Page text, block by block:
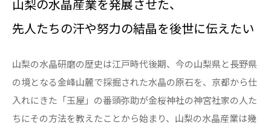
山梨の水晶産業を発展させた、
先人たちの汗や努力の結晶を後世に伝えたい
山梨の水晶研磨の歴史は江戸時代後期、今の山梨県と長野県
の境となる金峰山麓で採掘された水晶の原石を、京都から仕
入れにきた「玉屋」の番頭弥助が金桜神社の神宮社家の人た
ちにその方法を教えたことから始まり、山梨の水晶産業は幾